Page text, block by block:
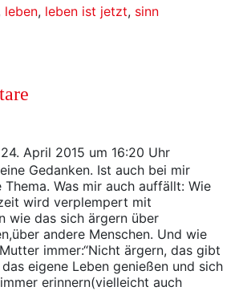
leben, leben ist jetzt, sinn
April 2015 um 16:20 Uhr
Gedanken. Ist auch bei mir
Thema. Was mir auch auffällt: Wie
wird verplempert mit
wie das sich ärgern über
andere Menschen. Und wie
immer:“Nicht ärgern, das gibt
das eigene Leben genießen und sich
erinnern(vielleicht auch